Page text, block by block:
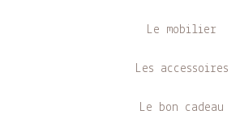
Le mobilier
Les accessoires
Le bon cadeau